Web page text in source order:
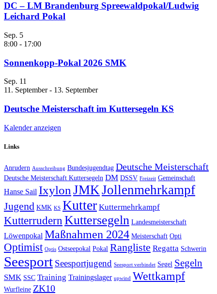
DC – LM Brandenburg Spreewaldpokal/Ludwig
Leichard Pokal
Sep. 5
8:00 - 17:00
Sonnenkopp-Pokal 2026 SMK
Sep. 11
11. September- 13. September
Deutsche Meisterschaft im Kuttersegeln KS
Kalender anzeigen
Links
Anrudern Ausschreibung Bundesjugendtag Deutsche Meisterschaft
Deutsche Meisterschaft Kuttersegeln DM DSSV Freizeit Gemeinschaft
Hanse Sail Ixylon JMKJollenmehrkampf
Jugend KMK KS Kutter Kuttermehrkampf
Kutterrudern Kuttersegeln Landesmeisterschaft
Löwenpokal Maßnahmen 2024 Meisterschaft Opti
Optimist Optis Ostseepokal Pokal Rangliste Regatta Schwerin
Seesport Seesportjugend Seesport verbindet Segel Segeln
SMK SSC Training Trainingslager upwind Wettkampf
Wurfleine ZK10